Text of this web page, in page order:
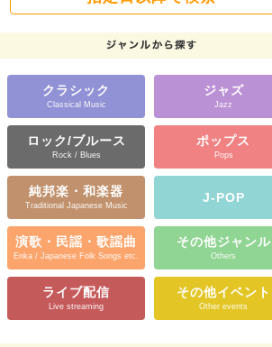
クラシック
Classical Music
ジャズ
Jazz
ロック/ブルース
Rock / Blues
ポップス
Pops
純邦楽・和楽器
Traditional Japanese Music
J-POP
演歌・民謡・歌謡曲
Enka / Japanese Folk Songs etc.
その他ジャンル
Others
ライブ配信
Live streaming
その他イベント
Other events